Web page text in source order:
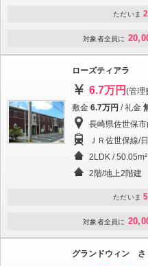
ただいま
対象者全員に
ローズティアラ
6.7万円 (管理
敷金 6.7万円 / 礼金
長崎県佐世保
ＪＲ佐世保線/
2LDK / 50.05m²
2階/地上2階建
ただいま
対象者全員に
グランドウィン さ